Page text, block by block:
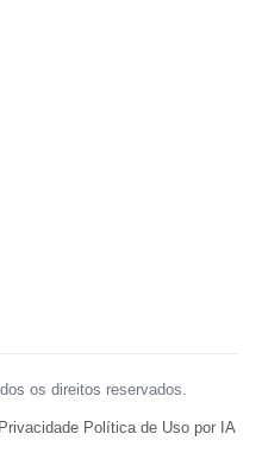
os direitos reservados.
Política de Uso por IA